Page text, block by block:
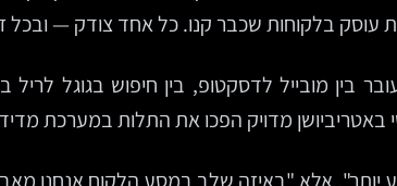
עוסק בלקוחות שכבר קנו. כל אחד צודק —
בין מובייל לדסקטופ, בין חיפוש בגוגל
באטריביושן מדויק הפכו את התלות במערכת